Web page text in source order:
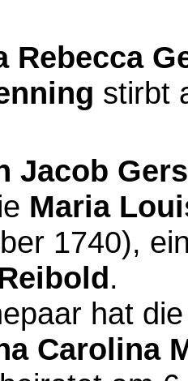
Rebecca
stirbt
Jacob
Maria
1740),
.
hat
Carolina